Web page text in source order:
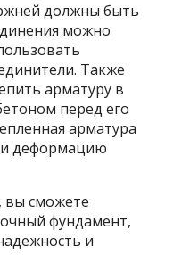
должны быть
можно
Также
арматуру в
перед его
арматура
деформацию
вы сможете
фундамент,
и